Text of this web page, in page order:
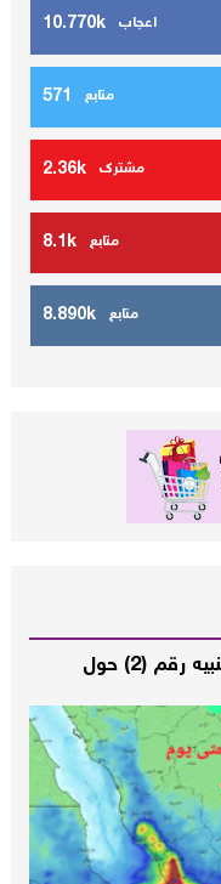
10.770k اعجاب
571 متابع
2.36k مشترك
8.1k متابع
8.890k متابع
غرفة الإنذار المبكر بحضرموت يصدر تنبيه رقم (2) حول